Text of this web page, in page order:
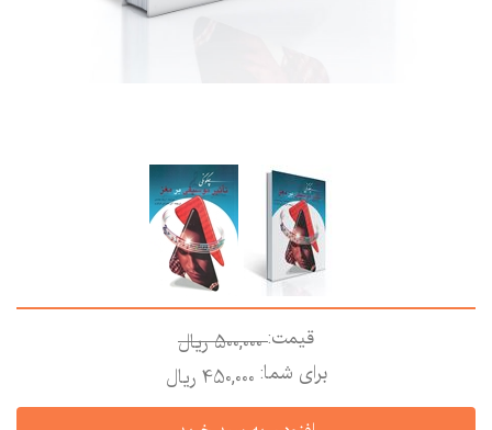
قیمت:500,000 ريال
برای شما:450,000 ريال